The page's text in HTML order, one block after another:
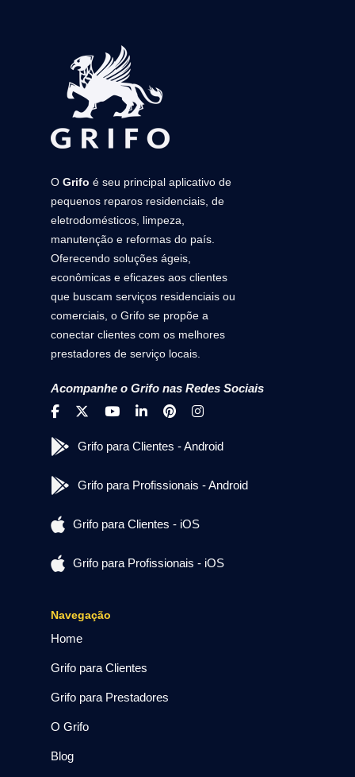
O Grifo é seu principal aplicativo de
pequenos reparos residenciais, de
eletrodomésticos, limpeza,
manutenção e reformas do país.
Oferecendo soluções ágeis,
econômicas e eficazes aos clientes
que buscam serviços residenciais ou
comerciais, o Grifo se propõe a
conectar clientes com os melhores
prestadores de serviço locais.
Acompanhe o Grifo nas Redes Sociais
Grifo para Clientes - Android
Grifo para Profissionais - Android
Grifo para Clientes - iOS
Grifo para Profissionais - iOS
Navegação
Home
Grifo para Clientes
Grifo para Prestadores
O Grifo
Blog